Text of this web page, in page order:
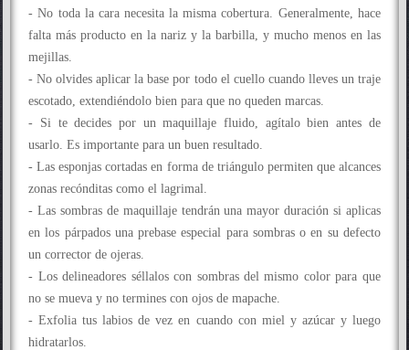
- No toda la cara necesita la misma cobertura. Generalmente, hace
falta más producto en la nariz y la barbilla, y mucho menos en las
mejillas.
- No olvides aplicar la base por todo el cuello cuando lleves un traje
escotado, extendiéndolo bien para que no queden marcas.
- Si te decides por un maquillaje fluido, agítalo bien antes de
usarlo. Es importante para un buen resultado.
- Las esponjas cortadas en forma de triángulo permiten que alcances
zonas recónditas como el lagrimal.
- Las sombras de maquillaje tendrán una mayor duración si aplicas
en los párpados una prebase especial para sombras o en su defecto
un corrector de ojeras.
- Los delineadores séllalos con sombras del mismo color para que
no se mueva y no termines con ojos de mapache.
- Exfolia tus labios de vez en cuando con miel y azúcar y luego
hidratarlos.